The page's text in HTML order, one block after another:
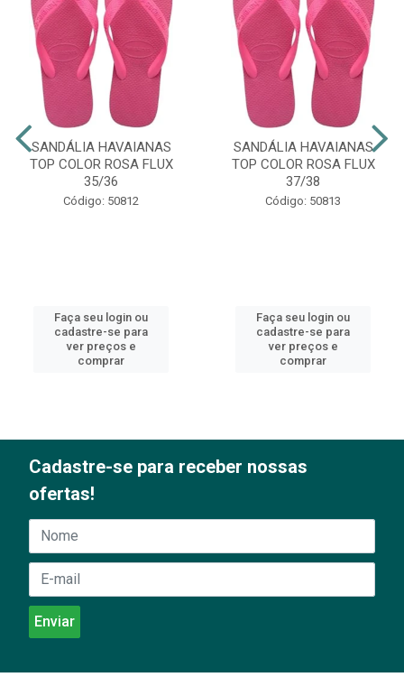
SANDÁLIA HAVAIANAS
TOP COLOR ROSA FLUX
35/36
Código: 50812
Faça seu login ou
cadastre-se para
ver preços e
comprar
SANDÁLIA HAVAIANAS
TOP COLOR ROSA FLUX
37/38
Código: 50813
Faça seu login ou
cadastre-se para
ver preços e
comprar
Cadastre-se para receber nossas
ofertas!